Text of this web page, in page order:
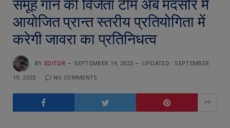
समूह गान की विजेता टीम अब मंदसौर में
आयोजित प्रान्त स्तरीय प्रतियोगिता में
करेगी जावरा का प्रतिनिधत्व
BY EDITOR SEPTEMBER 19, 2023 UPDATED: SEPTEMBER
19, 2023 NO COMMENTS